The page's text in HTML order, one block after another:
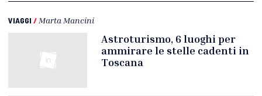
VIAGGI / Marta Mancini
Astroturismo, 6 luoghi per
ammirare le stelle cadenti in
Toscana